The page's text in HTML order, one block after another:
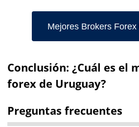
Mejores Brokers Forex
Conclusión: ¿Cuál es el
forex de Uruguay?
Preguntas frecuentes